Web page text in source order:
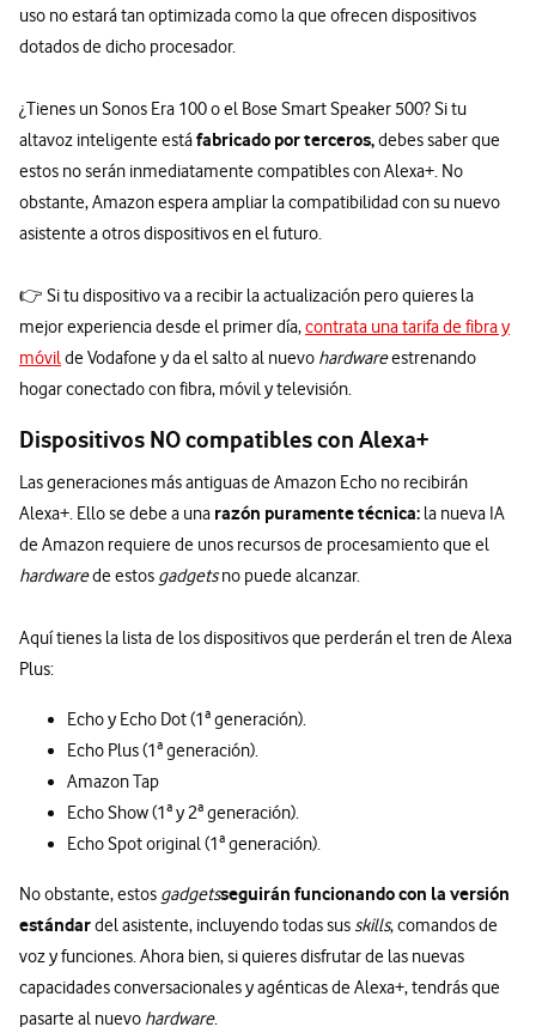
uso no estará tan optimizada como la que ofrecen dispositivos
dotados de dicho procesador.
¿Tienes un Sonos Era 100 o el Bose Smart Speaker 500? Si tu
altavoz inteligente estáfabricado por terceros,debes saber que
estos no serán inmediatamente compatibles con Alexa+. No
obstante, Amazon espera ampliar la compatibilidad con su nuevo
asistente a otros dispositivos en el futuro.
👉 Si tu dispositivo va a recibir la actualización pero quieres la
mejor experiencia desde el primer día,contrata una tarifa de fibra y
móvilde Vodafone y da el salto al nuevo hardwareestrenando
hogar conectado con fibra, móvil y televisión.
Dispositivos NO compatibles con Alexa+
Las generaciones más antiguas de Amazon Echo no recibirán
Alexa+. Ello se debe a una razón puramente técnica: la nueva IA
de Amazon requiere de unos recursos de procesamiento que el
hardwarede estos gadgetsno puede alcanzar.
Aquí tienes la lista de los dispositivos que perderán el tren de Alexa
Plus:
Echo y Echo Dot (1ª generación).
Echo Plus (1ª generación).
Amazon Tap
Echo Show (1ª y 2ª generación).
Echo Spot original (1ª generación).
No obstante, estos gadgetsseguirán funcionando con la versión
estándardel asistente, incluyendo todas sus skills, comandos de
voz y funciones. Ahora bien, si quieres disfrutar de las nuevas
capacidades conversacionales y agénticas de Alexa+, tendrás que
pasarte al nuevo hardware.